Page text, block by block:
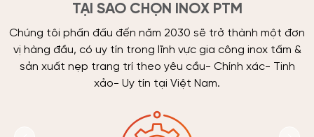
TẠI SAO CHỌN INOX PTM
Chúng tôi phấn đấu đến năm 2030 sẽ trở thành một đơn
vị hàng đầu, có uy tín trong lĩnh vực gia công inox tấm &
sản xuất nẹp trang trí theo yêu cầu- Chính xác- Tinh
xảo- Uy tín tại Việt Nam.